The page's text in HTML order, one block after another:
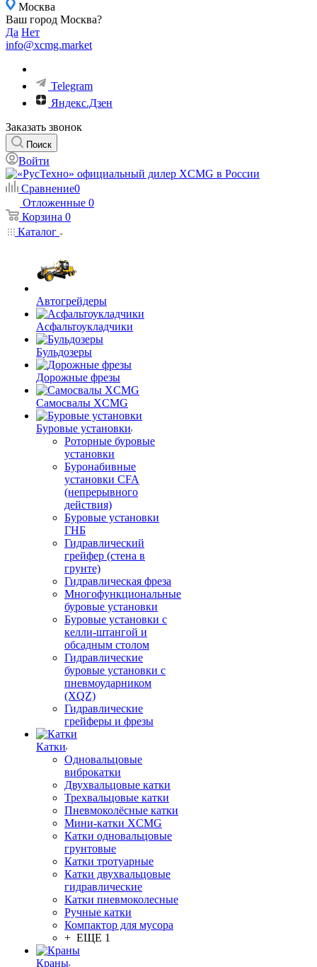
Москва
Ваш город Москва?
Да Нет
info@xcmg.market
Telegram
Яндекс.Дзен
Заказать звонок
Поиск
Войти
Сравнение0
Отложенные 0
Корзина 0
Каталог
Автогрейдеры
Асфальтоукладчики
Бульдозеры
Дорожные фрезы
Самосвалы XCMG
Буровые установки
Роторные буровые
установки
Буронабивные
установки CFA
(непрерывного
действия)
Буровые установки
ГНБ
Гидравлический
грейфер (стена в
грунте)
Гидравлическая фреза
Многофункциональные
буровые установки
Буровые установки с
келли-штангой и
обсадным столом
Гидравлические
буровые установки с
пневмоударником
(XQZ)
Гидравлические
грейферы и фрезы
Катки
Одновальцовые
виброкатки
Двухвальцовые катки
Трехвальцовые катки
Пневмоколёсные катки
Мини-катки XCMG
Катки одновальцовые
грунтовые
Катки тротуарные
Катки двухвальцовые
гидравлические
Катки пневмоколесные
Ручные катки
Компактор для мусора
+ ЕЩЕ 1
Краны